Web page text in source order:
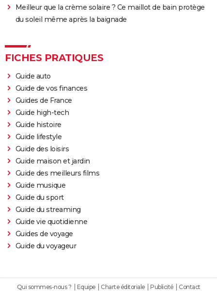
Meilleur que la crème solaire ? Ce maillot de bain protège
du soleil même après la baignade
FICHES PRATIQUES
Guide auto
Guide de vos finances
Guides de France
Guide high-tech
Guide histoire
Guide lifestyle
Guide des loisirs
Guide maison et jardin
Guide des meilleurs films
Guide musique
Guide du sport
Guide du streaming
Guide vie quotidienne
Guides de voyage
Guide du voyageur
Qui sommes-nous ? Equipe Charte éditoriale Publicité
Contact